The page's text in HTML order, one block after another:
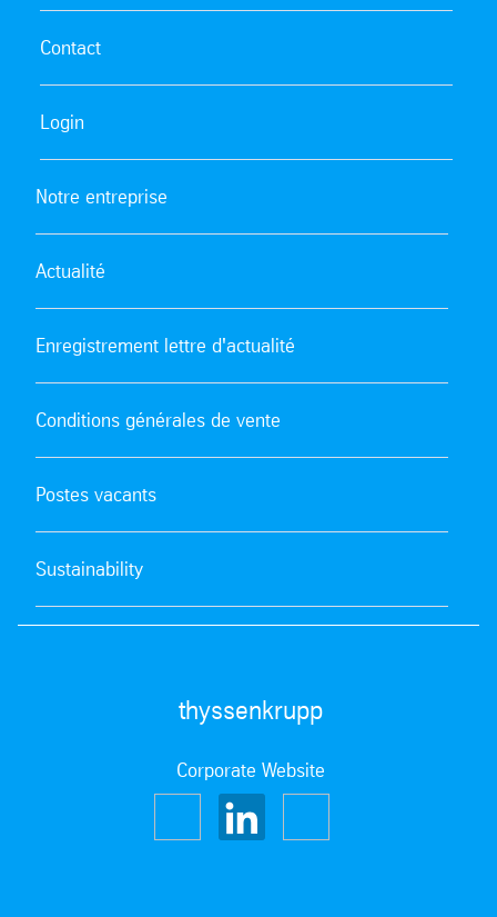
Contact
Login
Notre entreprise
Actualité
Enregistrement lettre d'actualité
Conditions générales de vente
Postes vacants
Sustainability
thyssenkrupp
Corporate Website